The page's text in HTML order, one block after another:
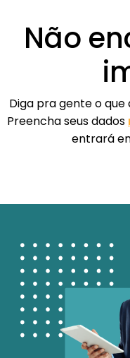
Não
Diga pra gente o
Preencha seus dados
entrará